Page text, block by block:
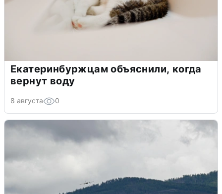
Екатеринбуржцам объяснили, когда
вернут воду
8 августа 0